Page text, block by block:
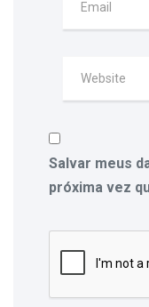
Salvar meus
próxima vez